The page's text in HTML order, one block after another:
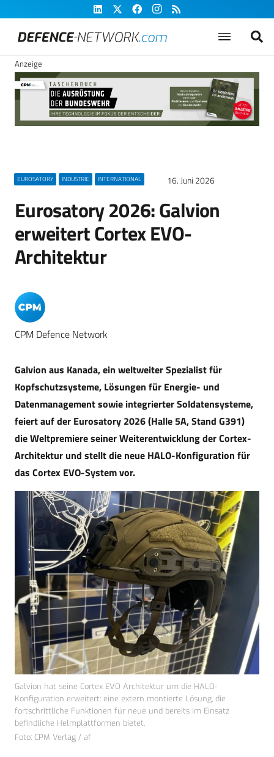
Anzeige
EUROSATORY INDUSTRIE INTERNATIONAL 16. Juni 2026
Eurosatory 2026: Galvion
erweitert Cortex EVO-
Architektur
CPM Defence Network
Galvion aus Kanada, ein weltweiter Spezialist für
Kopfschutzsysteme, Lösungen für Energie- und
Datenmanagement sowie integrierter Soldatensysteme,
feiert auf der Eurosatory 2026 (Halle 5A, Stand G391)
die Weltpremiere seiner Weiterentwicklung der Cortex-
Architektur und stellt die neue HALO-Konfiguration für
das Cortex EVO-System vor.
Galvion hat seine Cortex EVO Architektur um die HALO-
Konfiguration erweitert: eine extern montierte Lösung, die
fortschrittliche Funktionen für neue und bereits im Einsatz
befindliche Helmplattformen bietet.
Foto: CPM Verlag / af